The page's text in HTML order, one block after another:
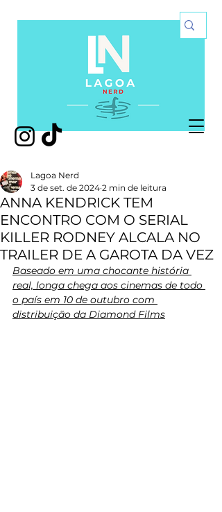
ANNA KENDRICK TEM
ENCONTRO COM O SERIAL
KILLER RODNEY ALCALA NO
TRAILER DE A GAROTA DA VEZ
Lagoa Nerd
3 de set. de 2024 2 min de leitura
Baseado em uma chocante história
real, longa chega aos cinemas de todo
o país em 10 de outubro com
distribuição da Diamond Films